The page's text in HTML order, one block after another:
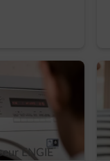
ENGIE